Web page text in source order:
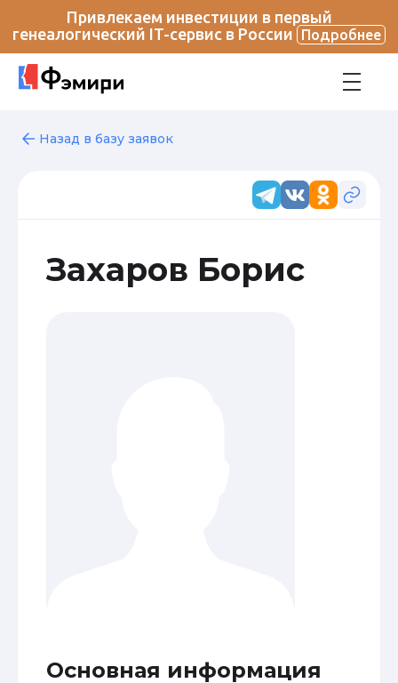
Привлекаем инвестиции в первый
генеалогический IT-сервис в России
Подробнее
Назад в базу заявок
Захаров Борис
Основная информация